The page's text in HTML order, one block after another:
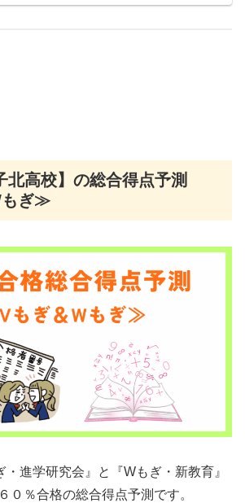
北高校】の総合得点予測
もぎ≫
・進学研究会』と『Wもぎ・新教育』
０％合格の総合得点予測です。